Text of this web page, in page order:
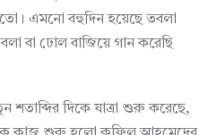
এমনো বহুদিন হয়েছে তবলা
বা ঢোল বাজিয়ে গান করেছি
দিকে যাত্রা শুরু করেছে,